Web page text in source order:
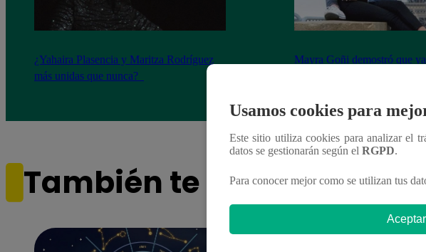
¿Yahaira Plasencia y Maritza Rodríguez
más unidas que nunca?
Mayra Goñi demostró que
También te puede
Usamos cookies para
Este sitio utiliza cookies para analizar el
datos se gestionarán según el RGPD.
Para conocer mejor como se utilizan tus